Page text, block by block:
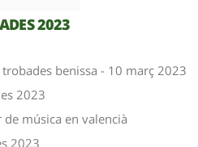
2023
benissa - 10 març 2023
2023
música en valencià
2023